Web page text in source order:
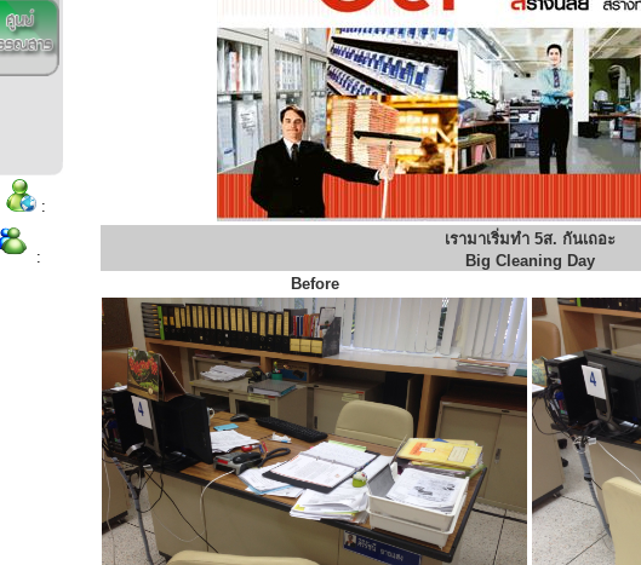
:
:
เรามาเริ่มทำ 5ส. กันเถอะ
Big Cleaning Day
Before